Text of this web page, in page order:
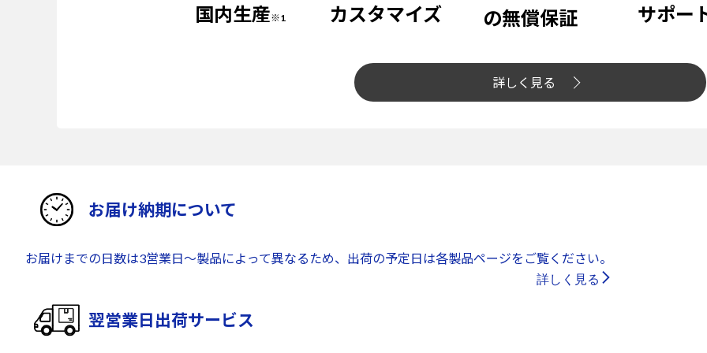
国内生産※1
カスタマイズ
の無償保証
サポー
詳しく見る
お届け納期について
お届けまでの日数は3営業日～製品によって異なるため、出荷の予定日は各製品ページをご覧ください。
詳しく見る
翌営業日出荷サービス